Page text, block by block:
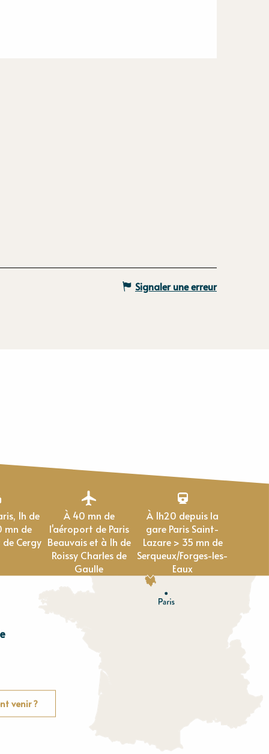
Signaler une erreur
mn de
Cergy
À 40 mn de
l'aéroport de Paris
Beauvais et à 1h de
Roissy Charles de
Gaulle
À 1h20 depuis la
gare Paris Saint-
Lazare > 35 mn de
Serqueux/Forges-les-
Eaux
venir ?